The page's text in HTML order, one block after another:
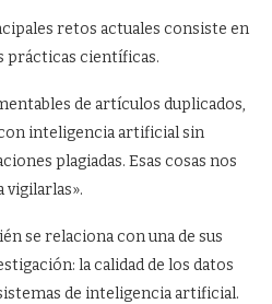
retos actuales consiste en
prácticas científicas.
de artículos duplicados,
inteligencia artificial sin
plagiadas. Esas cosas nos
vigilarlas».
se relaciona con una de sus
la calidad de los datos
de inteligencia artificial.